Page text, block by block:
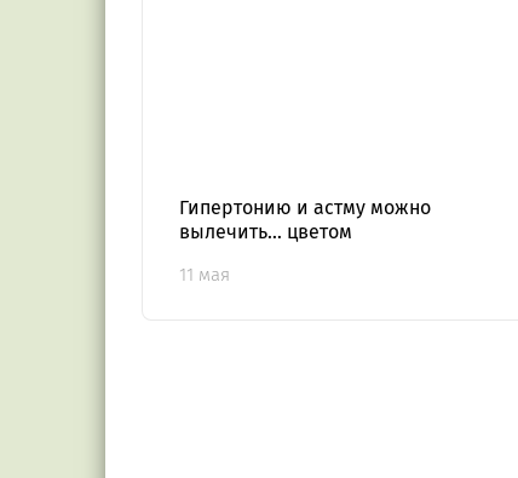
Гипертонию и астму можно
вылечить… цветом
11 мая